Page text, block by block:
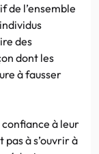
de l’ensemble
des
dont les
à fausser
à leur
pas à s’ouvrir à